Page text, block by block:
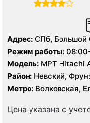
Адрес: СПб, Большой
Режим работы:
Модель: МРТ Hitachi
Район: Невский,
Метро: Волковская,
Цена указана с